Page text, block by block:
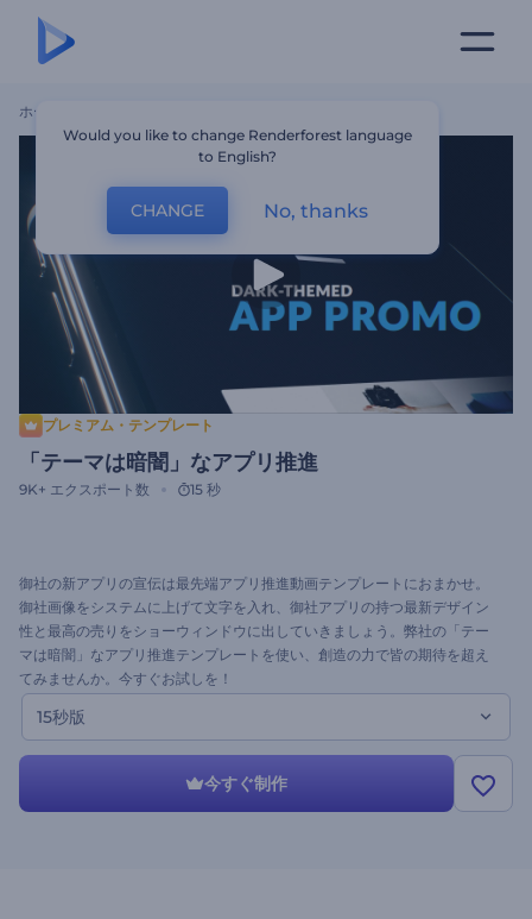
ホーム
プレミアム・テンプレート
「テーマは暗闇」なアプリ推進
9K+ エクスポート数 15 秒
御社の新アプリの宣伝は最先端アプリ推進動画テンプレートにおまかせ。
御社画像をシステムに上げて文字を入れ、御社アプリの持つ最新デザイン
性と最高の売りをショーウィンドウに出していきましょう。弊社の「テー
マは暗闇」なアプリ推進テンプレートを使い、創造の力で皆の期待を超え
てみませんか。今すぐお試しを！
15秒版
今すぐ制作
Would you like to change Renderforest language
to English?
CHANGE No, thanks